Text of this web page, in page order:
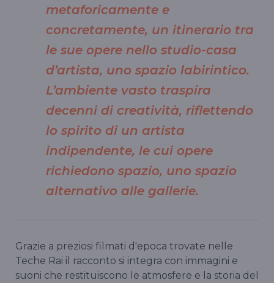
metaforicamente e
concretamente, un itinerario tra
le sue opere nello studio-casa
d’artista, uno spazio labirintico.
L’ambiente vasto traspira
decenni di creatività, riflettendo
lo spirito di un artista
indipendente, le cui opere
richiedono spazio, uno spazio
alternativo alle gallerie.
Grazie a preziosi filmati d'epoca trovate nelle
Teche Rai il racconto si integra con immagini e
suoni che restituiscono le atmosfere e la storia del